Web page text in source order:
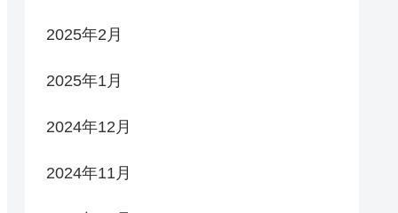
2025年2月
2025年1月
2024年12月
2024年11月